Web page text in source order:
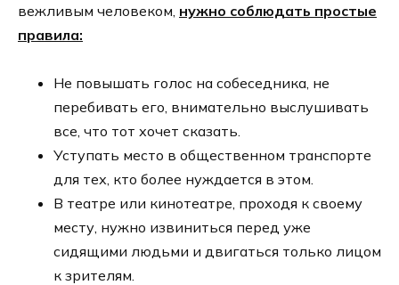
вежливым человеком, нужно соблюдать простые
правила:
Не повышать голос на собеседника, не
перебивать его, внимательно выслушивать
все, что тот хочет сказать.
Уступать место в общественном транспорте
для тех, кто более нуждается в этом.
В театре или кинотеатре, проходя к своему
месту, нужно извиниться перед уже
сидящими людьми и двигаться только лицом
к зрителям.